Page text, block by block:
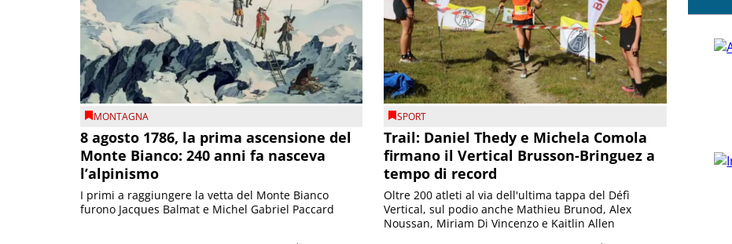
MONTAGNA
8 agosto 1786, la prima ascensione del
Monte Bianco: 240 anni fa nasceva
l’alpinismo
I primi a raggiungere la vetta del Monte Bianco
furono Jacques Balmat e Michel Gabriel Paccard
SPORT
Trail: Daniel Thedy e Michela Comola
firmano il Vertical Brusson-Bringuez a
tempo di record
Oltre 200 atleti al via dell'ultima tappa del Défì
Vertical, sul podio anche Mathieu Brunod, Alex
Noussan, Miriam Di Vincenzo e Kaitlin Allen